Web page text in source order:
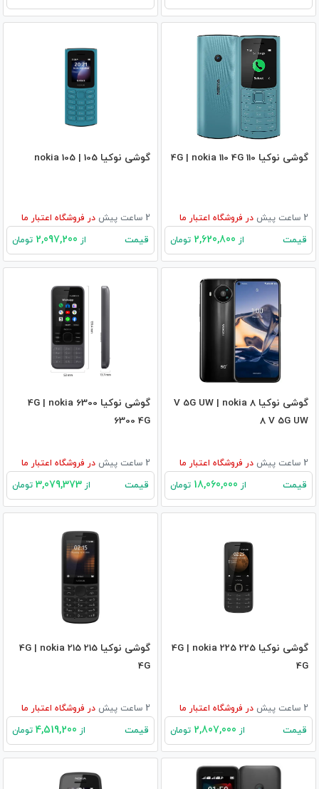
گوشی نوکیا 110 4G | nokia 110 4G
2 ساعت پیش در فروشگاه اعتبار ما
قیمت از تومان
گوشی نوکیا 105 | nokia 105
2 ساعت پیش در فروشگاه اعتبار ما
قیمت از تومان
گوشی نوکیا 8 V 5G UW | nokia
8 V 5G UW
2 ساعت پیش در فروشگاه اعتبار ما
قیمت از تومان
گوشی نوکیا 6300 4G | nokia
6300 4G
2 ساعت پیش در فروشگاه اعتبار ما
قیمت از تومان
گوشی نوکیا 225 4G | nokia 225
4G
2 ساعت پیش در فروشگاه اعتبار ما
قیمت از تومان
گوشی نوکیا 215 4G | nokia 215
4G
2 ساعت پیش در فروشگاه اعتبار ما
قیمت از تومان